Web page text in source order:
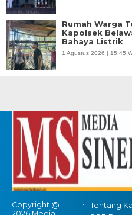
Rumah Warga
Kapolsek
Bahaya Listrik
1 Agustus 2026 | 15:45
Copyright @
Tentang